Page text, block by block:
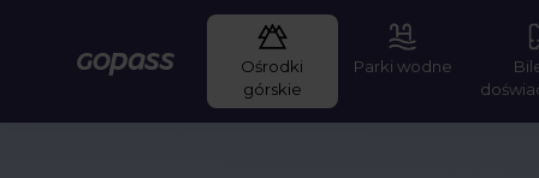
Gopass
Ośrodki
górskie
Parki wodne